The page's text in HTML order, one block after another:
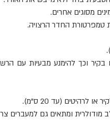
מסוגים אחרים.
טמפרטורת החדר הרצויה.
וכך להימנע מבעיות עם
(עד 20 ס"מ).
מודולרית ומתאים גם למעברים